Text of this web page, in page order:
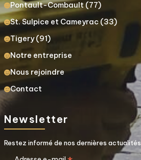
Pontault-Combault (77)
St. Sulpice et Cameyrac (33)
Tigery (91)
Notre entreprise
Nous rejoindre
Contact
Newsletter
Restez informé de nos dernières actualités